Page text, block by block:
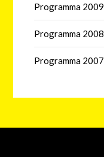
Programma 2009
Programma 2008
Programma 2007